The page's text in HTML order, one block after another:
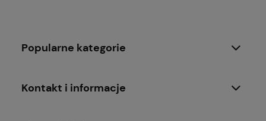
Popularne kategorie
Kontakt i informacje